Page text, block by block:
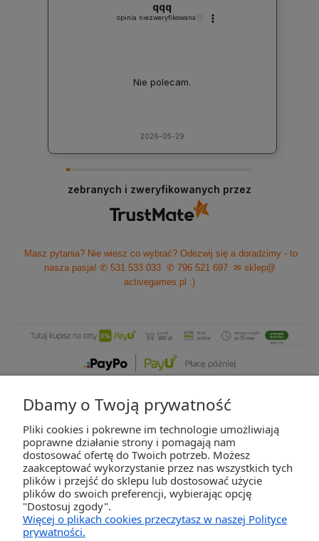
qqq
opinia niezweryfikowana
Nie polecam.
2026-05-29
zebranych i zweryfikowanych przez
Masz pytania? Nie wiesz co wybrać? Odezwij się a doradzimy - to
nasza pasja! ✆ 531 533 033 ✆ 796 521 697
✉ sklep@
activegames.pl :)
ZAKUPY
POMOC
Dbamy o Twoją prywatność
Pliki cookies i pokrewne im technologie umożliwiają
poprawne działanie strony i pomagają nam
dostosować ofertę do Twoich potrzeb. Możesz
zaakceptować wykorzystanie przez nas wszystkich tych
plików i przejść do sklepu lub dostosować użycie
plików do swoich preferencji, wybierając opcję
"Dostosuj zgody".
Więcej o plikach cookies przeczytasz w naszej Polityce
prywatności.